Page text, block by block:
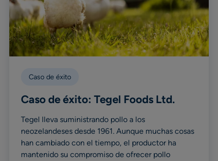
Caso de éxito
Caso de éxito: Tegel Foods Ltd.
Tegel lleva suministrando pollo a los
neozelandeses desde 1961. Aunque muchas cosas
han cambiado con el tiempo, el productor ha
mantenido su compromiso de ofrecer pollo